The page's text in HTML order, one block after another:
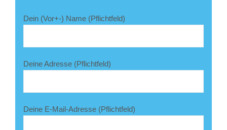
Dein (Vor+-) Name (Pflichtfeld)
Deine Adresse (Pflichtfeld)
Deine E-Mail-Adresse (Pflichtfeld)